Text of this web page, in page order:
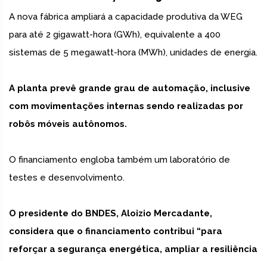
A nova fábrica ampliará a capacidade produtiva da WEG
para até 2 gigawatt-hora (GWh), equivalente a 400
sistemas de 5 megawatt-hora (MWh), unidades de energia.
A planta prevê grande grau de automação, inclusive
com movimentações internas sendo realizadas por
robôs móveis autônomos.
O financiamento engloba também um laboratório de
testes e desenvolvimento.
O presidente do BNDES, Aloizio Mercadante,
considera que o financiamento contribui “para
reforçar a segurança energética, ampliar a resiliência